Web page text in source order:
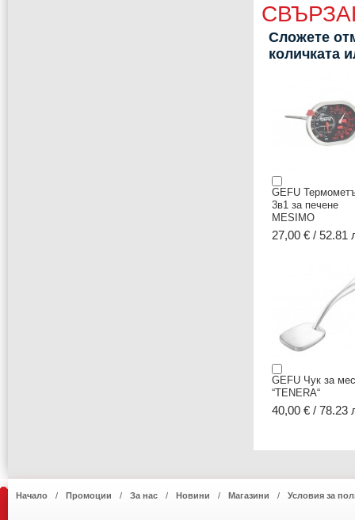
Сложете
количката
GEFU
3в1 за печене
MESIMO
27,00 € / 52.81
GEFU Чук за
“TENERA“
40,00 € / 78.23
Начало Промоции За нас Новини Магазини Условия за